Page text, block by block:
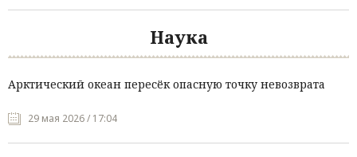
Наука
Арктический океан пересёк опасную точку невозврата
29 мая 2026 / 17:04